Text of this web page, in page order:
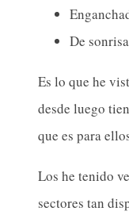
De
Es lo que he
desde luego
que es para
Los he tenido
sectores tan